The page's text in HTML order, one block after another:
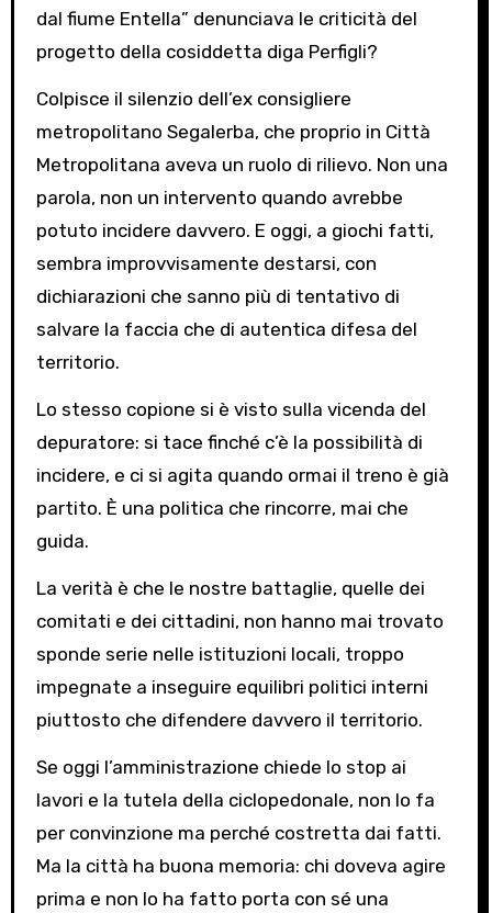
dal fiume Entella” denunciava le criticità del
progetto della cosiddetta diga Perfigli?
Colpisce il silenzio dell’ex consigliere
metropolitano Segalerba, che proprio in Città
Metropolitana aveva un ruolo di rilievo. Non una
parola, non un intervento quando avrebbe
potuto incidere davvero. E oggi, a giochi fatti,
sembra improvvisamente destarsi, con
dichiarazioni che sanno più di tentativo di
salvare la faccia che di autentica difesa del
territorio.
Lo stesso copione si è visto sulla vicenda del
depuratore: si tace finché c’è la possibilità di
incidere, e ci si agita quando ormai il treno è già
partito. È una politica che rincorre, mai che
guida.
La verità è che le nostre battaglie, quelle dei
comitati e dei cittadini, non hanno mai trovato
sponde serie nelle istituzioni locali, troppo
impegnate a inseguire equilibri politici interni
piuttosto che difendere davvero il territorio.
Se oggi l’amministrazione chiede lo stop ai
lavori e la tutela della ciclopedonale, non lo fa
per convinzione ma perché costretta dai fatti.
Ma la città ha buona memoria: chi doveva agire
prima e non lo ha fatto porta con sé una